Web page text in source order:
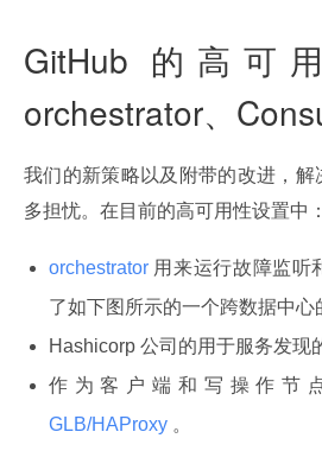
GitHub 的高可
orchestrator、
我们的新策略以及附带的改进，
多担忧。在目前的高可用性设置中：
orchestrator 用来运行故障监听
了如下图所示的一个跨数据中心
Hashicorp 公司的用于服务发现
作为客户端和写操作节
GLB/HAProxy 。